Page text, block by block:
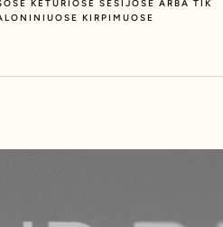
KETURIOSE SESIJOSE ARBA TIK
KIRPIMUOSE